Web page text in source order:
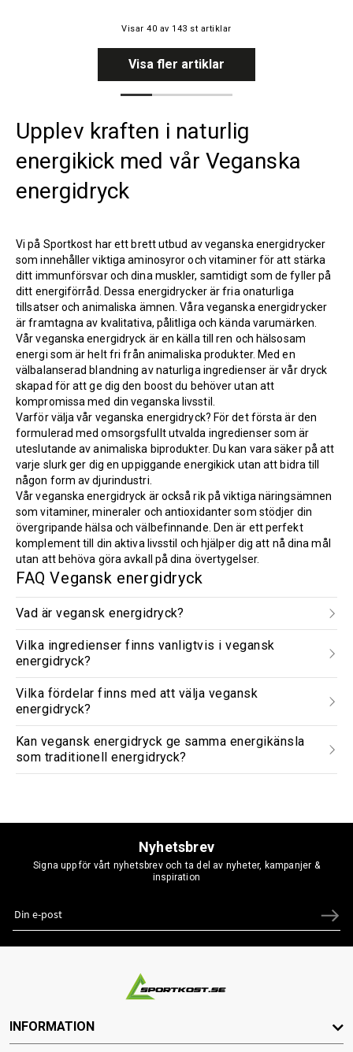
Upplev kraften i naturlig
energikick med vår Veganska
energidryck
Vi på Sportkost har ett brett utbud av veganska energidrycker
som innehåller viktiga aminosyror och vitaminer för att stärka
ditt immunförsvar och dina muskler, samtidigt som de fyller på
ditt energiförråd. Dessa energidrycker är fria onaturliga
tillsatser och animaliska ämnen. Våra veganska energidrycker
är framtagna av kvalitativa, pålitliga och kända varumärken.
Vår veganska energidryck är en källa till ren och hälsosam
energi som är helt fri från animaliska produkter. Med en
välbalanserad blandning av naturliga ingredienser är vår dryck
skapad för att ge dig den boost du behöver utan att
kompromissa med din veganska livsstil.
Varför välja vår veganska energidryck? För det första är den
formulerad med omsorgsfullt utvalda ingredienser som är
uteslutande av animaliska biprodukter. Du kan vara säker på att
varje slurk ger dig en uppiggande energikick utan att bidra till
någon form av djurindustri.
Vår veganska energidryck är också rik på viktiga näringsämnen
som vitaminer, mineraler och antioxidanter som stödjer din
övergripande hälsa och välbefinnande. Den är ett perfekt
komplement till din aktiva livsstil och hjälper dig att nå dina mål
utan att behöva göra avkall på dina övertygelser.
FAQ Vegansk energidryck
Vad är vegansk energidryck?
Vilka ingredienser finns vanligtvis i vegansk
energidryck?
Vilka fördelar finns med att välja vegansk
energidryck?
Kan vegansk energidryck ge samma energikänsla
som traditionell energidryck?
Visar40 av 143 st artiklar
Visa fler artiklar
Nyhetsbrev
Signa upp för vårt nyhetsbrev och ta del av nyheter, kampanjer &
inspiration
INFORMATION